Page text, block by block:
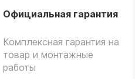
Официальная гарантия
Комплексная гарантия на
товар и монтажные
работы